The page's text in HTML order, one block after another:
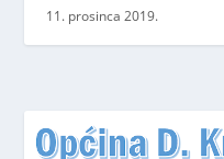
11. prosinca 2019.